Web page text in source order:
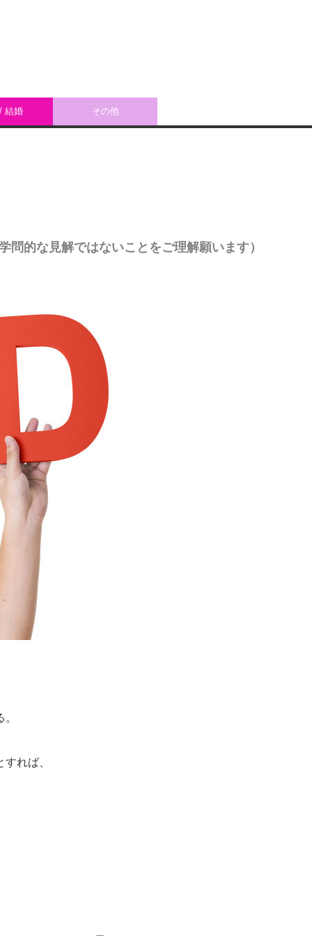
結婚 その他
問的な見解ではないことをご理解願います）
れば、